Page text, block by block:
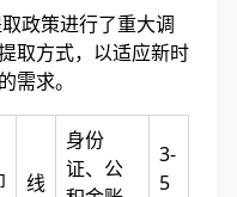
政策进行了重大调
取方式，以适应新时
需求。
线
身份
证、公
3-
5